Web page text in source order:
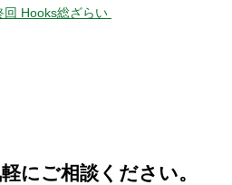
回 Hooks総ざらい
にご相談ください。